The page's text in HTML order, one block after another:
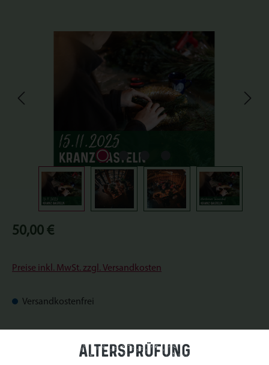
Regulärer Preis:
50,00 €
Preise inkl. MwSt. zzgl. Versandkosten
Versandkostenfrei
Altersprüfung